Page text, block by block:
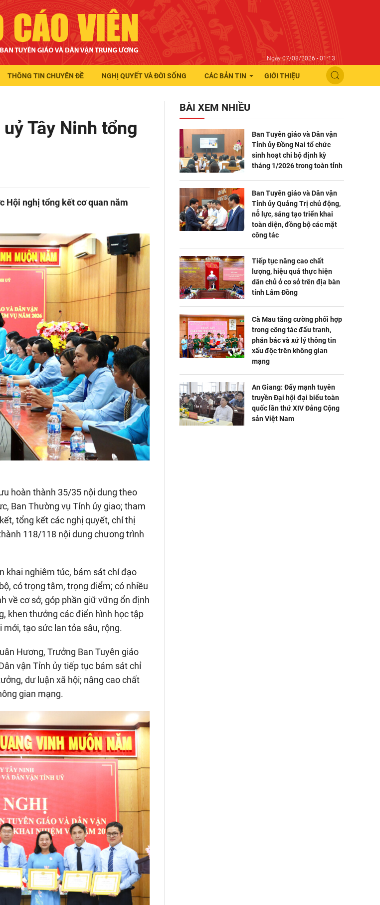
Ngày 07/08/2026 - 01:13
THÔNG TIN CHUYÊN ĐỀ NGHỊ QUYẾT VÀ ĐỜI SỐNG CÁC BẢN TIN GIỚI THIỆU
Tây Ninh tổng
Hội nghị tổng kết cơ quan năm
hoàn thành 35/35 nội dung theo
Ban Thường vụ Tỉnh ủy giao; tham
tổng kết các nghị quyết, chỉ thị
118/118 nội dung chương trình
khai nghiêm túc, bám sát chỉ đạo
có trọng tâm, trọng điểm; có nhiều
về cơ sở, góp phần giữ vững ổn định
khen thưởng các điển hình học tập
tạo sức lan tỏa sâu, rộng.
Hương, Trưởng Ban Tuyên giáo
vận Tỉnh ủy tiếp tục bám sát chỉ
dư luận xã hội; nâng cao chất
gian mạng.
BÀI XEM NHIỀU
Ban Tuyên giáo và Dân vận
Tỉnh ủy Đồng Nai tổ chức
sinh hoạt chi bộ định kỳ
tháng 1/2026 trong toàn tỉnh
Ban Tuyên giáo và Dân vận
Tỉnh ủy Quảng Trị chủ động,
nỗ lực, sáng tạo triển khai
toàn diện, đồng bộ các mặt
công tác
Tiếp tục nâng cao chất
lượng, hiệu quả thực hiện
dân chủ ở cơ sở trên địa bàn
tỉnh Lâm Đồng
Cà Mau tăng cường phối hợp
trong công tác đấu tranh,
phản bác và xử lý thông tin
xấu độc trên không gian
mạng
An Giang: Đẩy mạnh tuyên
truyền Đại hội đại biểu toàn
quốc lần thứ XIV Đảng Cộng
sản Việt Nam